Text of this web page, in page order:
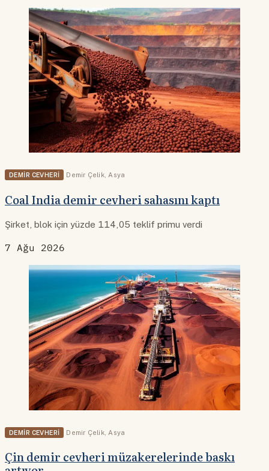
DEMIR CEVHERI Demir Çelik,Asya
Coal India demir cevheri sahasını kaptı
Şirket, blok için yüzde 114,05 teklif primu verdi
7 Ağu 2026
DEMIR CEVHERI Demir Çelik, Asya
Çin demir cevheri müzakerelerinde baskı